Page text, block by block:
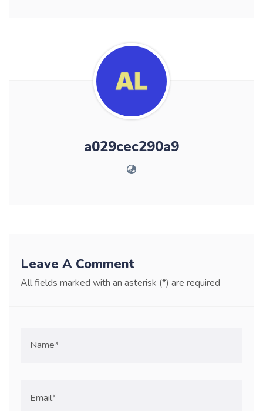
a029cec290a9
Leave A Comment
All fields marked with an asterisk (*) are required